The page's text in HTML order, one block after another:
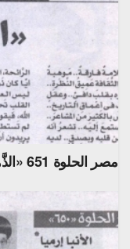
مصر الحلوة 651 «الذَّهَبيّ» 18/3/2026